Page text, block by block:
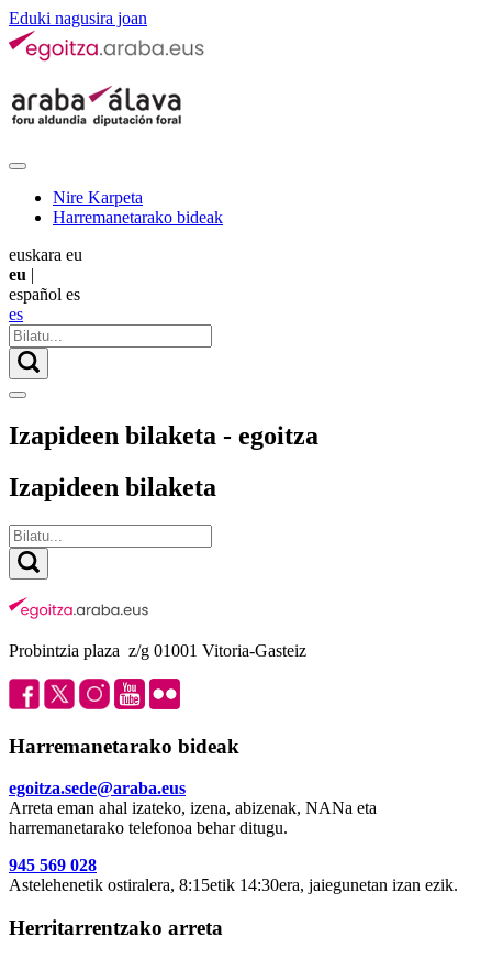
Eduki nagusira joan
Nire Karpeta
Harremanetarako bideak
euskara eu
eu |
español es
es
Izapideen bilaketa - egoitza
Izapideen bilaketa
Probintzia plaza z/g 01001 Vitoria-Gasteiz
Harremanetarako bideak
egoitza.sede@araba.eus
Arreta eman ahal izateko, izena, abizenak, NANa eta
harremanetarako telefonoa behar ditugu.
945 569 028
Astelehenetik ostiralera, 8:15etik 14:30era, jaiegunetan izan ezik.
Herritarrentzako arreta